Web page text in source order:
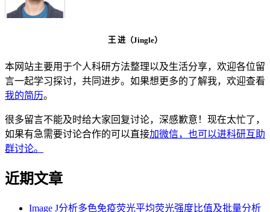
王 进（Jingle）
本网站主要用于个人科研方法整理以及生活分享，欢迎各位留
言一起学习探讨，共同进步。如果想更多的了解我，欢迎查看
我的简历。
很多留言不能及时给大家回复讨论，深感歉意！现在太忙了，
如果有急需要讨论合作的可以直接加微信，也可以进科研互助
群讨论。
近期文章
Image J分析多色免疫荧光平均荧光强度比值及批量分析